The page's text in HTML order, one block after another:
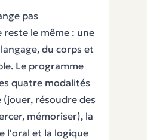
pas
le même : une
du corps et
Le programme
quatre modalités
résoudre des
mémoriser), la
l'oral et la logique